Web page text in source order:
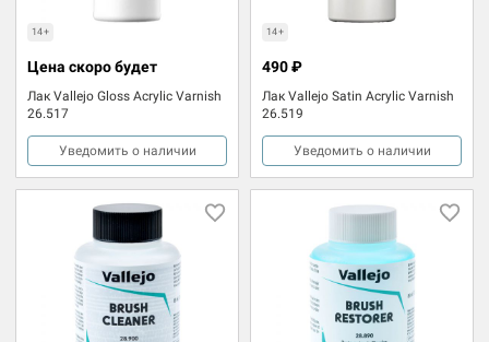
14+
Лак Vallejo Gloss Acrylic Varnish
26.517
Цена скоро будет
Уведомить о наличии
14+
Лак Vallejo Satin Acrylic Varnish
26.519
490 ₽
Уведомить о наличии